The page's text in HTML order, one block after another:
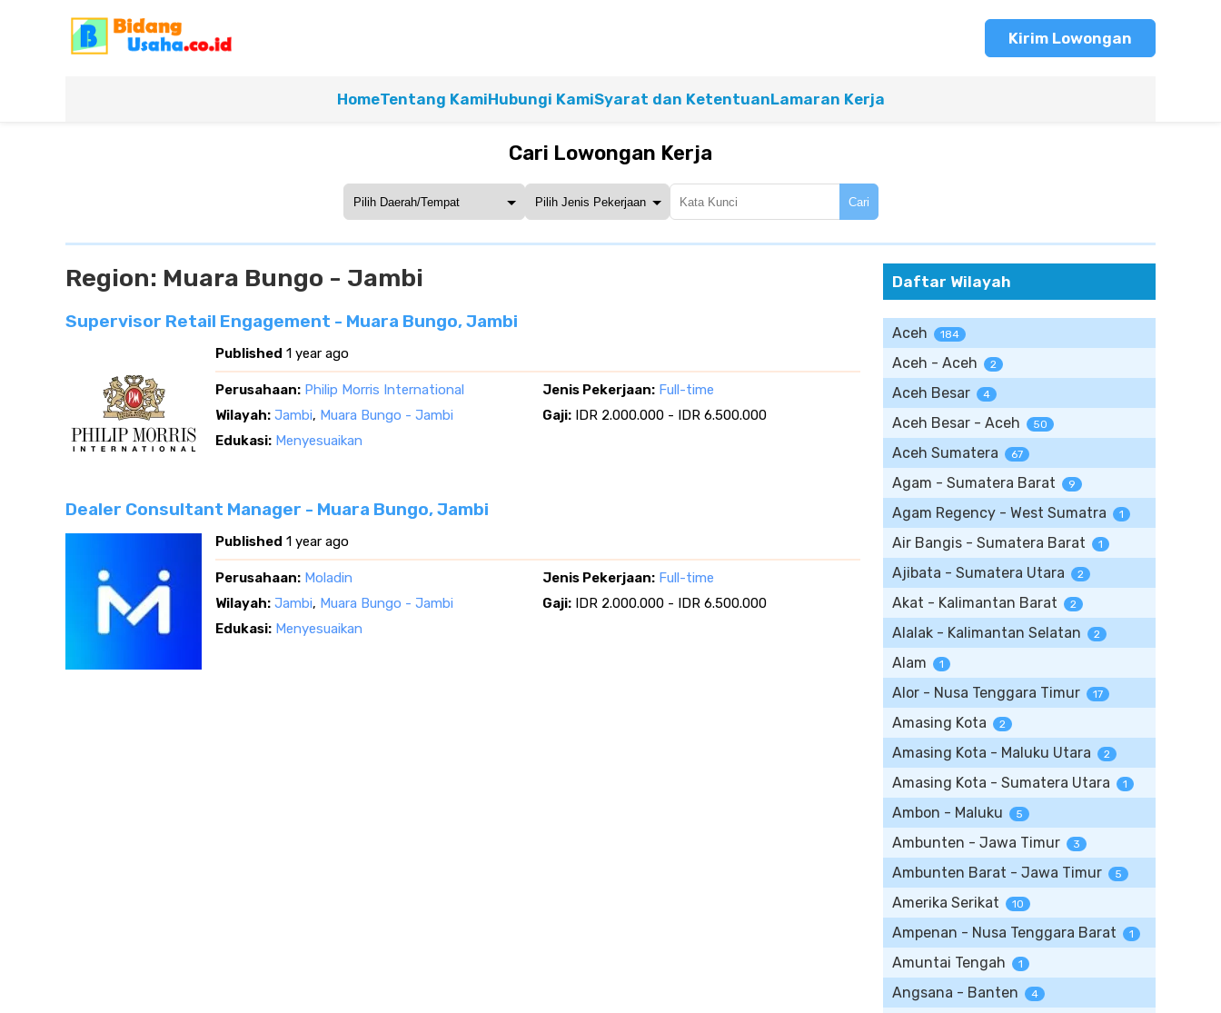
Kirim Lowongan
HomeTentang KamiHubungi KamiSyarat dan KetentuanLamaran Kerja
Cari Lowongan Kerja
Cari
Region: Muara Bungo - Jambi
Supervisor Retail Engagement - Muara Bungo, Jambi
Published 1 year ago
Perusahaan: Philip Morris International Jenis Pekerjaan: Full-time
Wilayah: Jambi, Muara Bungo - Jambi Gaji: IDR 2.000.000 - IDR 6.500.000
Edukasi: Menyesuaikan
Dealer Consultant Manager - Muara Bungo, Jambi
Published 1 year ago
Perusahaan: Moladin Jenis Pekerjaan: Full-time
Wilayah: Jambi, Muara Bungo - Jambi Gaji: IDR 2.000.000 - IDR 6.500.000
Edukasi: Menyesuaikan
Daftar Wilayah
Aceh 184
Aceh - Aceh 2
Aceh Besar 4
Aceh Besar - Aceh 50
Aceh Sumatera 67
Agam - Sumatera Barat 9
Agam Regency - West Sumatra 1
Air Bangis - Sumatera Barat 1
Ajibata - Sumatera Utara 2
Akat - Kalimantan Barat 2
Alalak - Kalimantan Selatan 2
Alam 1
Alor - Nusa Tenggara Timur 17
Amasing Kota 2
Amasing Kota - Maluku Utara 2
Amasing Kota - Sumatera Utara 1
Ambon - Maluku 5
Ambunten - Jawa Timur 3
Ambunten Barat - Jawa Timur 5
Amerika Serikat 10
Ampenan - Nusa Tenggara Barat 1
Amuntai Tengah 1
Angsana - Banten 4